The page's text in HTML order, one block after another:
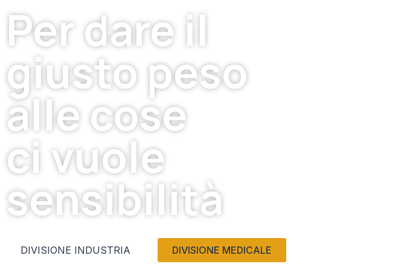
Per dare il
giusto peso
alle cose
ci vuole
sensibilità
DIVISIONE INDUSTRIA DIVISIONE MEDICALE